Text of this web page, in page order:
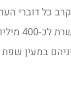
כל דוברי
שפת – על
במעין